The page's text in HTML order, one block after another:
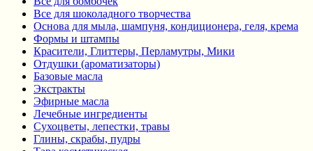
Все для шоколадного творчества
Основа для мыла, шампуня, кондиционера, геля, крема
Формы и штампы
Красители, Глиттеры, Перламутры, Мики
Отдушки (ароматизаторы)
Базовые масла
Экстракты
Эфирные масла
Лечебные ингредиенты
Сухоцветы, лепестки, травы
Глины, скрабы, пудры